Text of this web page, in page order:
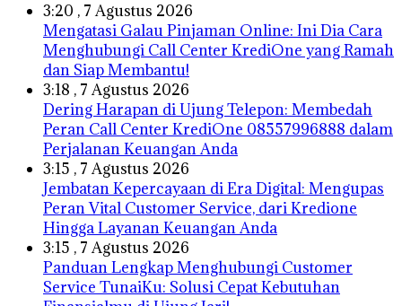
3:20 , 7 Agustus 2026
Mengatasi Galau Pinjaman Online: Ini Dia Cara
Menghubungi Call Center KrediOne yang Ramah
dan Siap Membantu!
3:18 , 7 Agustus 2026
Dering Harapan di Ujung Telepon: Membedah
Peran Call Center KrediOne 08557996888 dalam
Perjalanan Keuangan Anda
3:15 , 7 Agustus 2026
Jembatan Kepercayaan di Era Digital: Mengupas
Peran Vital Customer Service, dari Kredione
Hingga Layanan Keuangan Anda
3:15 , 7 Agustus 2026
Panduan Lengkap Menghubungi Customer
Service TunaiKu: Solusi Cepat Kebutuhan